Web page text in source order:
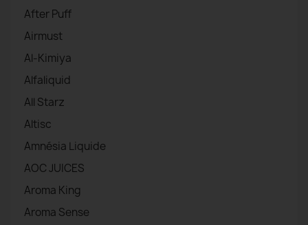
After Puff
Airmust
Al-Kimiya
Alfaliquid
All Starz
Altisc
Amnésia Liquide
AOC JUICES
Aroma King
Aroma Sense